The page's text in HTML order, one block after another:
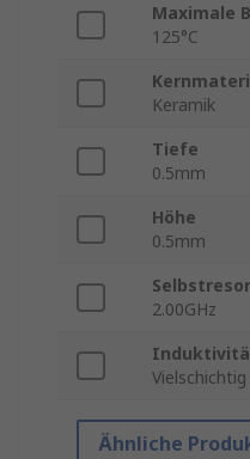
Maximale
125°C
Keramik
Tiefe
0.5mm
Höhe
0.5mm
2.00GHz
Vielschichtig
Ähnliche